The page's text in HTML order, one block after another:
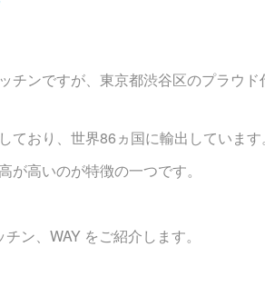
チンですが、東京都渋谷区のプラウド
おり、世界86ヵ国に輸出しています。
高いのが特徴の一つです。
ン、WAY をご紹介します。